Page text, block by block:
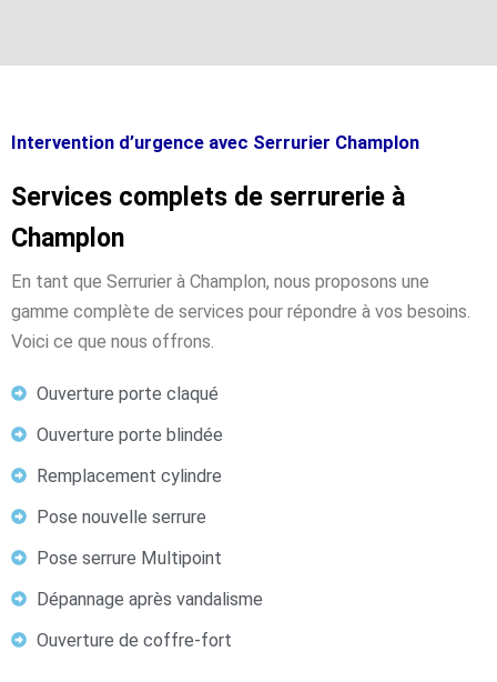
Intervention d’urgence avec Serrurier Champlon
Services complets de serrurerie à
Champlon
En tant que Serrurier à Champlon, nous proposons une
gamme complète de services pour répondre à vos besoins.
Voici ce que nous offrons.
Ouverture porte claqué
Ouverture porte blindée
Remplacement cylindre
Pose nouvelle serrure
Pose serrure Multipoint
Dépannage après vandalisme
Ouverture de coffre-fort